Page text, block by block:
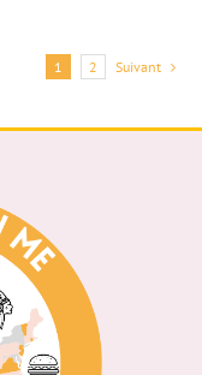
1 2 Suivant